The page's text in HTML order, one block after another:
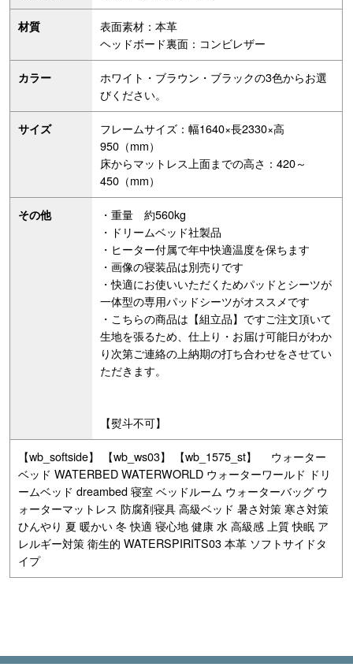
材質
表面素材：本革
ヘッドボード裏面：コンビレザー
カラー
ホワイト・ブラウン・ブラックの3色からお選
びください。
サイズ
フレームサイズ：幅1640×長2330×高
950（mm）
床からマットレス上面までの高さ：420～
450（mm）
その他
・重量 約560kg
・ドリームベッド社製品
・ヒーター付属で年中快適温度を保ちます
・画像の寝装品は別売りです
・快適にお使いいただくためパッドとシーツが
一体型の専用パッドシーツがオススメです
・こちらの商品は【組立品】ですご注文頂いて
生地を張るため、仕上り・お届け可能日がわか
り次第ご連絡の上納期の打ち合わせをさせてい
ただきます。
【熨斗不可】
【wb_softside】 【wb_ws03】 【wb_1575_st】 ウォーター
ベッド WATERBED WATERWORLD ウォーターワールド ドリ
ームベッド dreambed 寝室 ベッドルーム ウォーターバッグ ウ
ォーターマットレス 防腐剤寝具 高級ベッド 暑さ対策 寒さ対策
ひんやり 夏 暖かい 冬 快適 寝心地 健康 水 高級感 上質 快眠 ア
レルギー対策 衛生的 WATERSPIRITS03 本革 ソフトサイドタ
イプ